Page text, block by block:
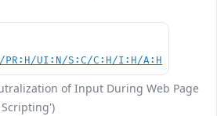
PR:H/UI:N/S:C/C:H/I:H/A:H
of Input During Web Page